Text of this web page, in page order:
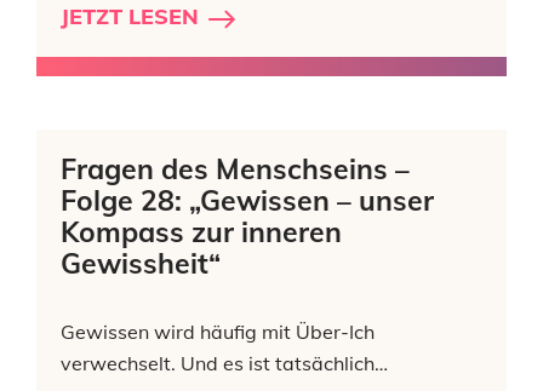
JETZT LESEN
Fragen des Menschseins –
Folge 28: „Gewissen – unser
Kompass zur inneren
Gewissheit“
Gewissen wird häufig mit Über-Ich
verwechselt. Und es ist tatsächlich…